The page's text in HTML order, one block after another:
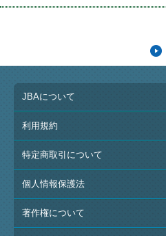
JBAについて
利用規約
特定商取引について
個人情報保護法
著作権について